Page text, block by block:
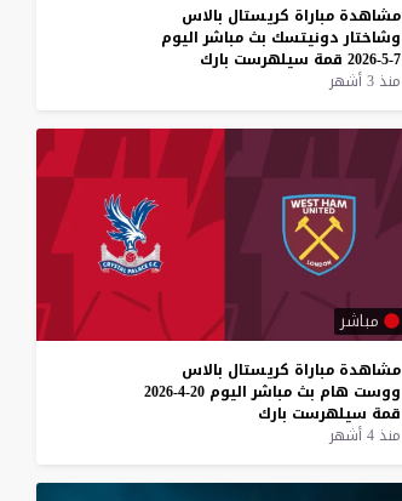
مشاهدة مباراة كريستال بالاس
وشاختار دونيتسك بث مباشر اليوم
7-5-2026
قمة سيلهرست بارك
منذ 3 أشهر
مباشر
مشاهدة مباراة كريستال بالاس
ووست هام بث مباشر اليوم 20-4-2026
قمة سيلهرست بارك
منذ 4 أشهر